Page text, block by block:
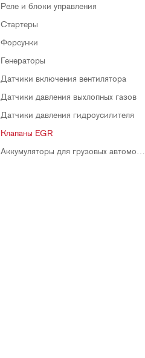
Реле и блоки управления
Стартеры
Форсунки
Генераторы
Датчики включения вентилятора
Датчики давления выхлопных газов
Датчики давления гидроусилителя
Клапаны EGR
Аккумуляторы для грузовых автомобилей